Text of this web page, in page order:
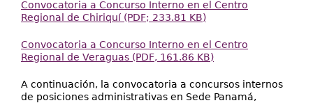
Convocatoria a Concurso Interno en el Centro
Regional de Chiriquí (PDF; 233.81 KB)
Convocatoria a Concurso Interno en el Centro
Regional de Veraguas (PDF, 161.86 KB)
A continuación, la convocatoria a concursos internos
de posiciones administrativas en Sede Panamá,